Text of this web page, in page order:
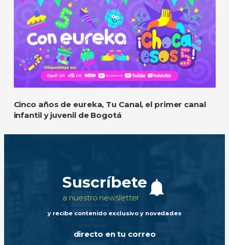
Cinco años de eureka, Tu Canal, el primer canal
infantil y juvenil de Bogotá
Suscríbete
a nuestro newsletter
y recibe contenido exclusivo y novedades
directo en tu correo